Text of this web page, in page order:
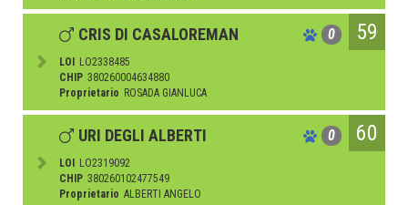
CRIS DI CASALOREMAN 0 59
LOI
LO2338485
CHIP 380260004634880
Proprietario ROSADA GIANLUCA
URI DEGLI ALBERTI 0 60
LOI
LO2319092
CHIP 380260102477549
Proprietario ALBERTI ANGELO